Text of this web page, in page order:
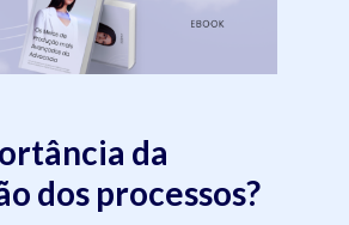
da
dos processos?